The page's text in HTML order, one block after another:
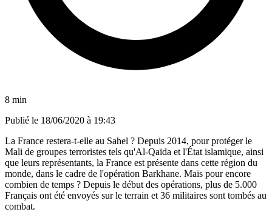
8 min
Publié le 18/06/2020 à 19:43
La France restera-t-elle au Sahel ? Depuis 2014, pour protéger le
Mali de groupes terroristes tels qu'Al-Qaïda et l'État islamique, ainsi
que leurs représentants, la France est présente dans cette région du
monde, dans le cadre de l'opération Barkhane. Mais pour encore
combien de temps ? Depuis le début des opérations, plus de 5.000
Français ont été envoyés sur le terrain et 36 militaires sont tombés au
combat.